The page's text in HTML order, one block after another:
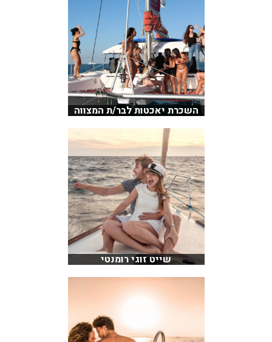
השכרת יאכטות לבר/ת המצווה
שייט זוגי רומנטי